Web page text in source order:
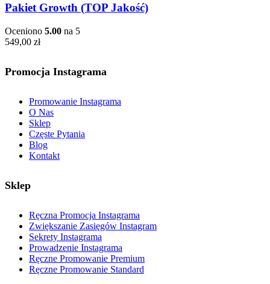
Pakiet Growth (TOP Jakość)
Oceniono 5.00 na 5
549,00 zł
Promocja Instagrama
Promowanie Instagrama
O Nas
Sklep
Częste Pytania
Blog
Kontakt
Sklep
Ręczna Promocja Instagrama
Zwiększanie Zasięgów Instagram
Sekrety Instagrama
Prowadzenie Instagrama
Ręczne Promowanie Premium
Ręczne Promowanie Standard